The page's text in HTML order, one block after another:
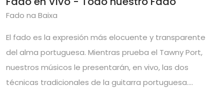
Fado na Baixa
El fado es la expresión más elocuente y transparente
del alma portuguesa. Mientras prueba el Tawny Port,
nuestros músicos le presentarán, en vivo, las dos
técnicas tradicionales de la guitarra portuguesa.…